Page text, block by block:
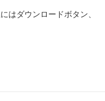
はダウンロードボタン、